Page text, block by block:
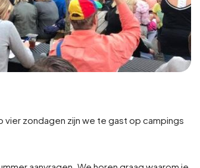
vier zondagen zijn we te gast op campings